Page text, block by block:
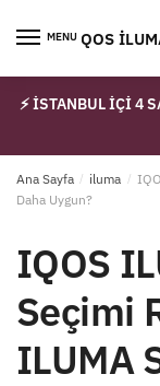
MENUIQOS
⚡ İSTANBUL İÇİ 4
Ana Sayfa / iluma /
Daha Uygun?
IQOS
Seçimi
ILUMA